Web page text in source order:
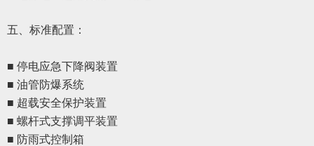
五、 标准配置 ：
■ 停电应急下降阀装置
■ 油管防爆系统
■ 超载安全保护装置
■ 螺杆式支撑调平装置
■ 防雨式控制箱